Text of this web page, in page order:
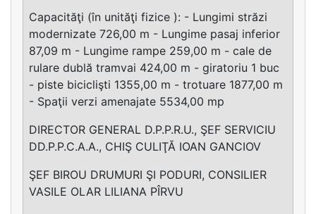
Capacităţi (în unităţi fizice ): - Lungimi străzi
modernizate 726,00 m - Lungime pasaj inferior
87,09 m - Lungime rampe 259,00 m - cale de
rulare dublă tramvai 424,00 m - giratoriu 1 buc
- piste biciclişti 1355,00 m - trotuare 1877,00 m
- Spaţii verzi amenajate 5534,00 mp
DIRECTOR GENERAL D.P.P.R.U., ŞEF SERVICIU
DD.P.P.C.A.A., CHIŞ CULIŢĂ IOAN GANCIOV
ŞEF BIROU DRUMURI ŞI PODURI, CONSILIER
VASILE OLAR LILIANA PÎRVU